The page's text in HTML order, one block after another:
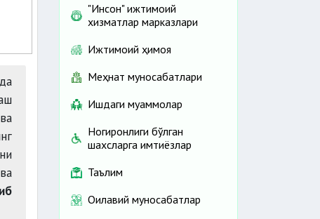
"Инсон" ижтимоий
хизматлар марказлари
Ижтимоий ҳимоя
Меҳнат муносабатлари
Ишдаги муаммолар
Ногиронлиги бўлган
шахсларга имтиёзлар
Таълим
Оилавий муносабатлар